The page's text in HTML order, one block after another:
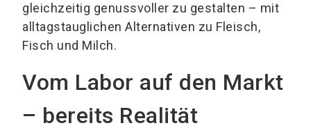
gleichzeitig genussvoller zu gestalten – mit
alltagstauglichen Alternativen zu Fleisch,
Fisch und Milch.
Vom Labor auf den Markt
– bereits Realität